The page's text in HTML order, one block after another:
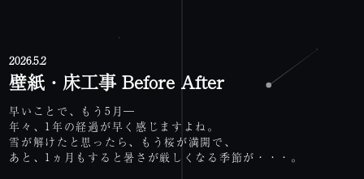
2026.5.2
壁紙・床工事 Before After
早いことで、もう5月―
年々、1年の経過が早く感じますよね。
雪が解けたと思ったら、もう桜が満開で、
あと、1ヵ月もすると暑さが厳しくなる季節が・・・。